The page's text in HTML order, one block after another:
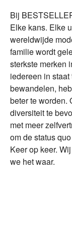
Bij
Elke kans. Elke
wereldwijde
familie wordt
sterkste merken
iedereen in
bewandelen,
beter te worden.
diversiteit te
met meer
om de status
Keer op keer.
we het waar.